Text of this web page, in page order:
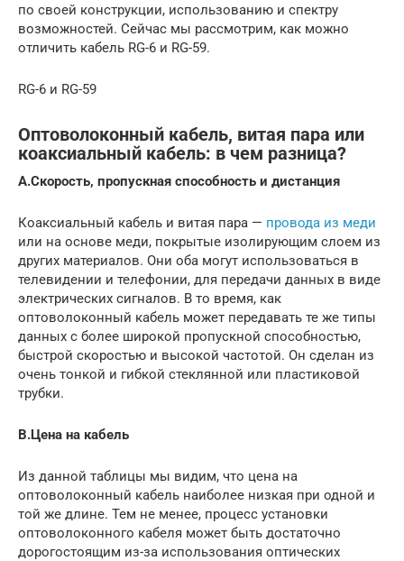
по своей конструкции, использованию и спектру
возможностей. Сейчас мы рассмотрим, как можно
отличить кабель RG-6 и RG-59.
RG-6 и RG-59
Оптоволоконный кабель, витая пара или
коаксиальный кабель: в чем разница?
A.Скорость, пропускная способность и дистанция
Коаксиальный кабель и витая пара — провода из меди
или на основе меди, покрытые изолирующим слоем из
других материалов. Они оба могут использоваться в
телевидении и телефонии, для передачи данных в виде
электрических сигналов. В то время, как
оптоволоконный кабель может передавать те же типы
данных с более широкой пропускной способностью,
быстрой скоростью и высокой частотой. Он сделан из
очень тонкой и гибкой стеклянной или пластиковой
трубки.
B.Цена на кабель
Из данной таблицы мы видим, что цена на
оптоволоконный кабель наиболее низкая при одной и
той же длине. Тем не менее, процесс установки
оптоволоконного кабеля может быть достаточно
дорогостоящим из-за использования оптических